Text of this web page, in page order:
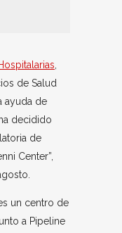
de Salud
ayuda de
decidido
de
Center”,
un centro de
a Pipeline